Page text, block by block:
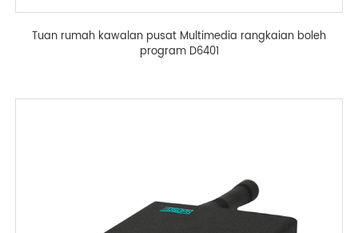
Tuan rumah kawalan pusat Multimedia rangkaian boleh
program D6401